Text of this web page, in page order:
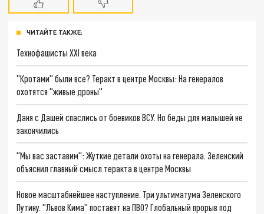
ЧИТАЙТЕ ТАКЖЕ:
Технофашисты XXI века
"Кротами" были все? Теракт в центре Москвы: На генералов
охотятся "живые дроны"
Даня с Дашей спаслись от боевиков ВСУ. Но беды для малышей не
закончились
"Мы вас заставим": Жуткие детали охоты на генерала. Зеленский
объяснил главный смысл теракта в центре Москвы
Новое масштабнейшее наступление. Три ультиматума Зеленского
Путину. "Львов Кима" поставят на ПВО? Глобальный прорыв под